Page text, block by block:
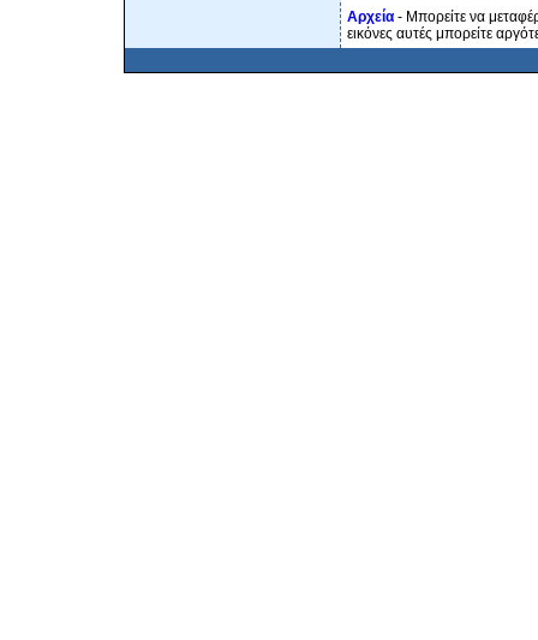
Αρχεία- Μπορείτε να
εικόνες αυτές μπορείτε